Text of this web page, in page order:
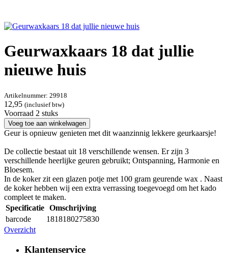
Geurwaxkaars 18 dat jullie
nieuwe huis
Artikelnummer: 29918
12,95 (inclusief btw)
Voorraad 2 stuks
Voeg toe aan winkelwagen
Geur is opnieuw genieten met dit waanzinnig lekkere geurkaarsje!
De collectie bestaat uit 18 verschillende wensen. Er zijn 3
verschillende heerlijke geuren gebruikt; Ontspanning, Harmonie en
Bloesem.
In de koker zit een glazen potje met 100 gram geurende wax . Naast
de koker hebben wij een extra verrassing toegevoegd om het kado
compleet te maken.
Specificatie Omschrijving
barcode
1818180275830
Overzicht
Klantenservice